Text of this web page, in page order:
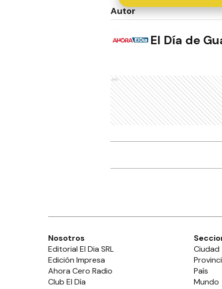
Autor
El Día de
Ads
Nosotros
Editorial El Dia SRL
Edición Impresa
Ahora Cero Radio
Club El Día
Ciudad
País
Mundo